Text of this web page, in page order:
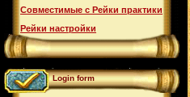
Совместимые с Рейки практики
Рейки настройки
Login form